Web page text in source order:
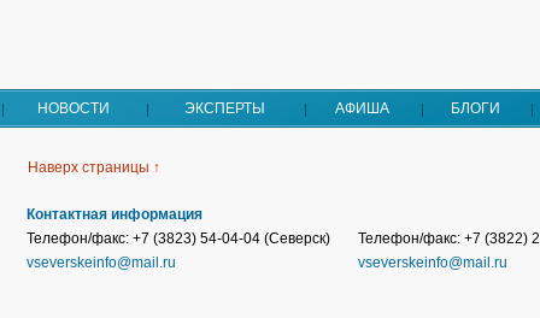
НОВОСТИ ЭКСПЕРТЫ АФИША БЛОГИ
Наверх страницы ↑
Контактная информация
Телефон/факс: +7 (3823) 54-04-04 (Северск)
vseverskeinfo@mail.ru
Телефон/факс: +7 (3822)
vseverskeinfo@mail.ru